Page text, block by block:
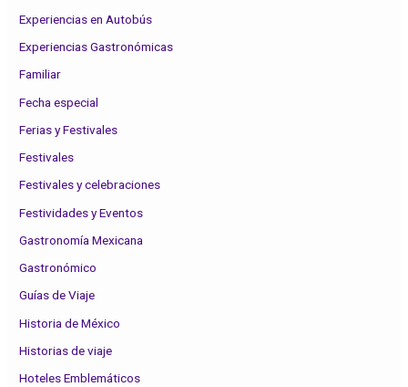
Experiencias en Autobús
Experiencias Gastronómicas
Familiar
Fecha especial
Ferias y Festivales
Festivales
Festivales y celebraciones
Festividades y Eventos
Gastronomía Mexicana
Gastronómico
Guías de Viaje
Historia de México
Historias de viaje
Hoteles Emblemáticos